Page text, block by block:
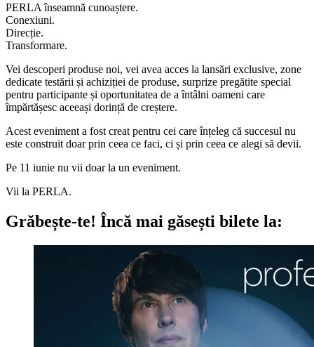
PERLA înseamnă cunoaștere.
Conexiuni.
Direcție.
Transformare.
Vei descoperi produse noi, vei avea acces la lansări exclusive, zone
dedicate testării și achiziției de produse, surprize pregătite special
pentru participante și oportunitatea de a întâlni oameni care
împărtășesc aceeași dorință de creștere.
Acest eveniment a fost creat pentru cei care înțeleg că succesul nu
este construit doar prin ceea ce faci, ci și prin ceea ce alegi să devii.
Pe 11 iunie nu vii doar la un eveniment.
Vii la PERLA.
Grăbește-te! Încă mai găsești bilete la: